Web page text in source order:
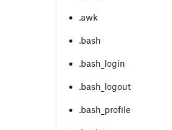
.awk
.bash
.bash_login
.bash_logout
.bash_profile